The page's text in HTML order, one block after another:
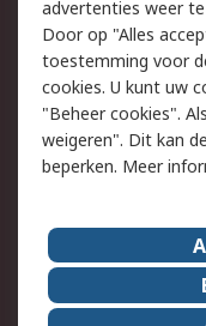
Wettelijk
Cookiebeleid
Privacybeleid
Algemene
Over RS
RS Group
RS wereldwijd
advertenties weer
Door op "Alles
toestemming voor
cookies. U kunt uw
"Beheer cookies".
weigeren". Dit kan
beperken. Meer